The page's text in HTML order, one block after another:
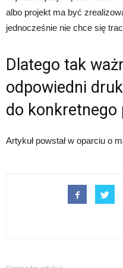
albo projekt ma być
jednocześnie nie chce się
Dlatego tak
odpowiedni
do konkretnego
Artykuł powstał w oparciu o